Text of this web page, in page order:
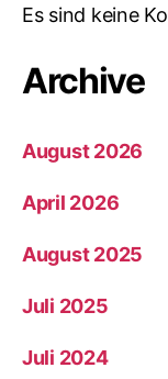
Es sind keine
Archive
August 2026
April 2026
August 2025
Juli 2025
Juli 2024